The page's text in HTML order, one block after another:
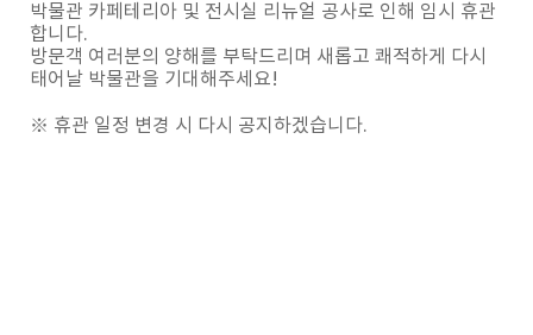
박물관 카페테리아 및 전시실 리뉴얼 공사로 인해 임시 휴관
합니다.
방문객 여러분의 양해를 부탁드리며 새롭고 쾌적하게 다시
태어날 박물관을 기대해주세요!
※ 휴관 일정 변경 시 다시 공지하겠습니다.